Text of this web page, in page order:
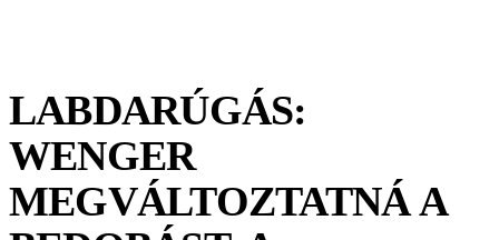
LABDARÚGÁS:
WENGER
MEGVÁLTOZTATNÁ A